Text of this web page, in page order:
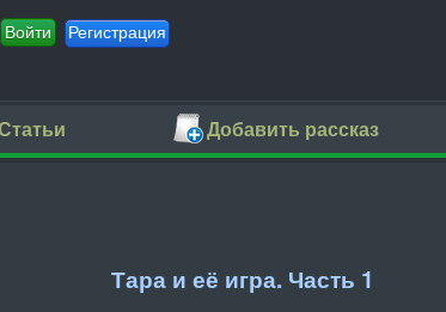
Регистрация
Добавить рассказ
Тара и её игра. Часть 1